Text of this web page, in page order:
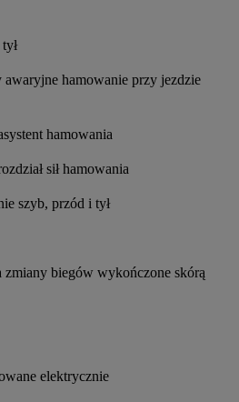
hamowanie przy jezdzie
hamowania
sił hamowania
szyb, przód i tył
biegów wykończone skórą
elektrycznie